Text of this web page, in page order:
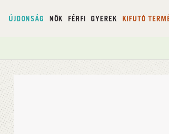
ÚJDONSÁG NŐK FÉRFI GYEREK KIFUTÓ